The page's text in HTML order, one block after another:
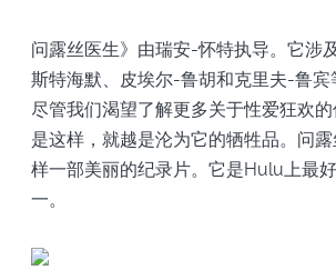
问露丝医生》由瑞安-怀特执导。它涉
斯特海默、皮埃尔-鲁胡和克里夫-鲁宾
尽管我们渴望了解更多关于性爱狂欢
是这样，就越是沦为它的牺牲品。问
样一部美丽的纪录片。它是Hulu上最
一。